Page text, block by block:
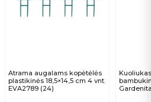
Atrama augalams kopėtėlės
plastikinės 18,5×14,5 cm 4 vnt.
EVA2789 (24)